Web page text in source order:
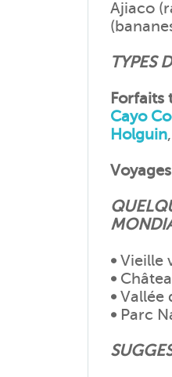
Ajiaco
TYPES
Forfaits
Cayo
Holguin
Voyages
• Vieille
•
• Vallée
• Parc